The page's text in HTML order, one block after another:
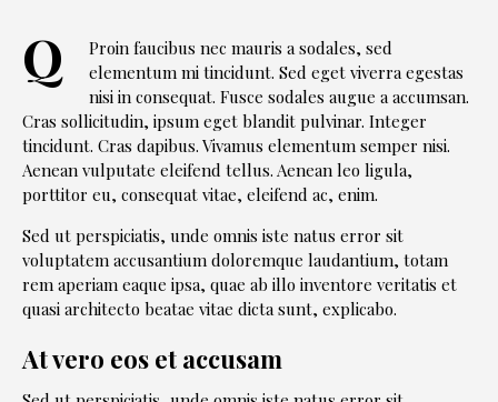
Q
Proin faucibus nec mauris a sodales, sed
elementum mi tincidunt. Sed eget viverra egestas
nisi in consequat. Fusce sodales augue a accumsan.
Cras sollicitudin, ipsum eget blandit pulvinar. Integer
tincidunt. Cras dapibus. Vivamus elementum semper nisi.
Aenean vulputate eleifend tellus. Aenean leo ligula,
porttitor eu, consequat vitae, eleifend ac, enim.
Sed ut perspiciatis, unde omnis iste natus error sit
voluptatem accusantium doloremque laudantium, totam
rem aperiam eaque ipsa, quae ab illo inventore veritatis et
quasi architecto beatae vitae dicta sunt, explicabo.
At vero eos et accusam